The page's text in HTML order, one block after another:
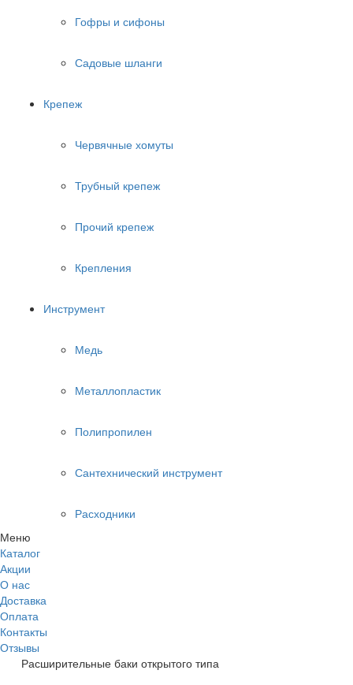
Гофры и сифоны
Садовые шланги
Крепеж
Червячные хомуты
Трубный крепеж
Прочий крепеж
Крепления
Инструмент
Медь
Металлопластик
Полипропилен
Сантехнический инструмент
Расходники
Меню
Каталог
Акции
О нас
Доставка
Оплата
Контакты
Отзывы
Расширительные баки открытого типа